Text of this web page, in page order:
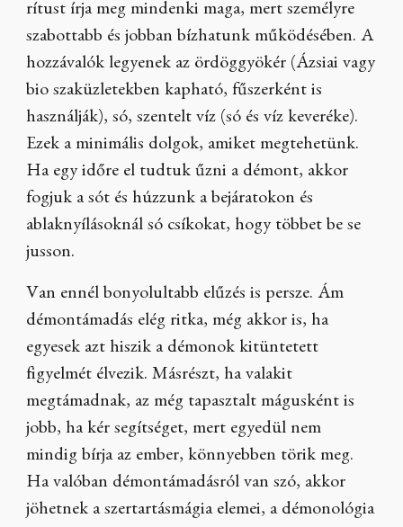
rítust írja meg mindenki maga, mert személyre
szabottabb és jobban bízhatunk működésében. A
hozzávalók legyenek az ördöggyökér (Ázsiai vagy
bio szaküzletekben kapható, fűszerként is
használják), só, szentelt víz (só és víz keveréke).
Ezek a minimális dolgok, amiket megtehetünk.
Ha egy időre el tudtuk űzni a démont, akkor
fogjuk a sót és húzzunk a bejáratokon és
ablaknyílásoknál só csíkokat, hogy többet be se
jusson.
Van ennél bonyolultabb elűzés is persze. Ám
démontámadás elég ritka, még akkor is, ha
egyesek azt hiszik a démonok kitüntetett
figyelmét élvezik. Másrészt, ha valakit
megtámadnak, az még tapasztalt mágusként is
jobb, ha kér segítséget, mert egyedül nem
mindig bírja az ember, könnyebben törik meg.
Ha valóban démontámadásról van szó, akkor
jöhetnek a szertartásmágia elemei, a démonológia